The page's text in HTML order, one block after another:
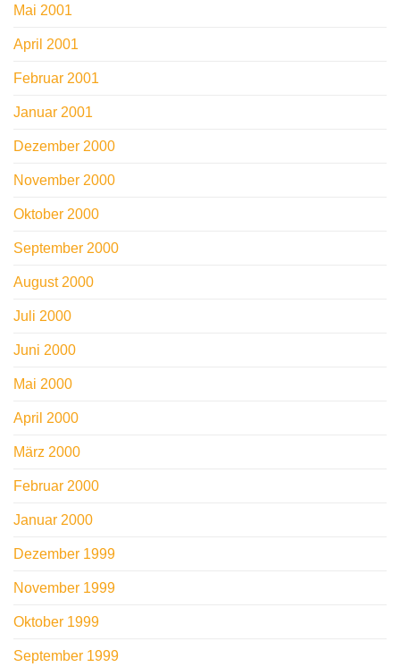
Mai 2001
April 2001
Februar 2001
Januar 2001
Dezember 2000
November 2000
Oktober 2000
September 2000
August 2000
Juli 2000
Juni 2000
Mai 2000
April 2000
März 2000
Februar 2000
Januar 2000
Dezember 1999
November 1999
Oktober 1999
September 1999